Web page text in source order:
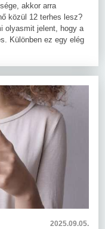
akkor arra
közül 12 terhes lesz?
olyasmit jelent, hogy a
Különben ez egy elég
2025.09.05.